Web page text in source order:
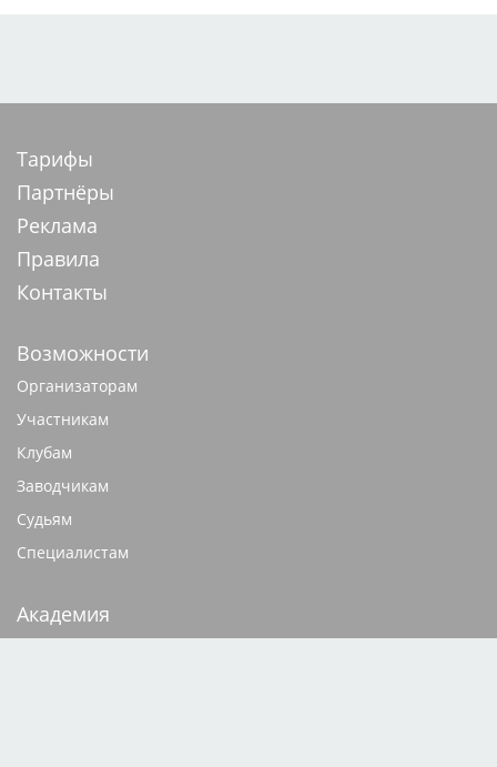
Тарифы
Партнёры
Реклама
Правила
Контакты
Возможности
Организаторам
Участникам
Клубам
Заводчикам
Судьям
Специалистам
Академия